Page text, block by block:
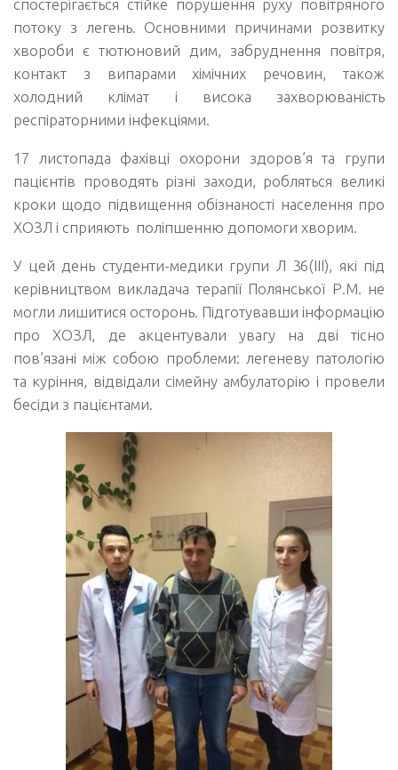
спостерігається стійке порушення руху повітряного
потоку з легень. Основними причинами розвитку
хвороби є тютюновий дим, забруднення повітря,
контакт з випарами хімічних речовин, також
холодний клімат і висока захворюваність
респіраторними інфекціями.
17 листопада фахівці охорони здоров’я та групи
пацієнтів проводять різні заходи, робляться великі
кроки щодо підвищення обізнаності населення про
ХОЗЛ і сприяють поліпшенню допомоги хворим.
У цей день студенти-медики групи Л 36(III), які під
керівництвом викладача терапії Полянської Р.М. не
могли лишитися осторонь. Підготувавши інформацію
про ХОЗЛ, де акцентували увагу на дві тісно
пов’язані між собою проблеми: легеневу патологію
та куріння, відвідали сімейну амбулаторію і провели
бесіди з пацієнтами.